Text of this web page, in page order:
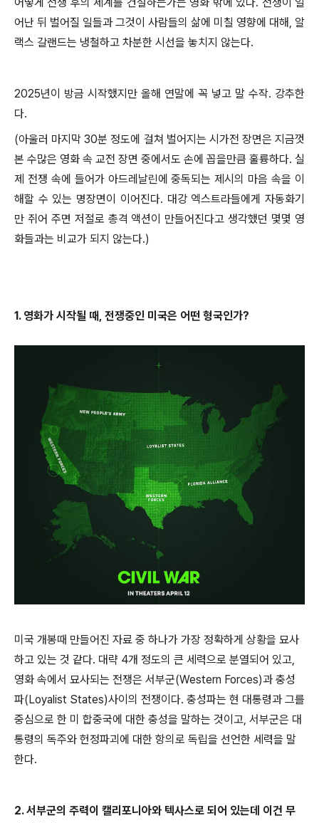
어난 뒤 벌어질 일들과 그것이 사람들의 삶에 미칠 영향에 대해, 알
랙스 갈랜드는 냉철하고 차분한 시선을 놓치지 않는다.
2025년이 방금 시작했지만 올해 연말에 꼭 넣고 말 수작. 강추한
다.
(아울러 마지막 30분 정도에 걸쳐 벌어지는 시가전 장면은 지금껏
본 수많은 영화 속 교전 장면 중에서도 손에 꼽을만큼 훌륭하다. 실
제 전쟁 속에 들어가 아드레날린에 중독되는 제시의 마음 속을 이
해할 수 있는 명장면이 이어진다. 대강 엑스트라들에게 자동화기
만 쥐어 주면 저절로 총격 액션이 만들어진다고 생각했던 몇몇 영
화들과는 비교가 되지 않는다.)
1. 영화가 시작될 때, 전쟁중인 미국은 어떤 형국인가?
미국 개봉때 만들어진 자료 중 하나가 가장 정확하게 상황을 묘사
하고 있는 것 같다. 대략 4개 정도의 큰 세력으로 분열되어 있고,
영화 속에서 묘사되는 전쟁은 서부군(Western Forces)과 충성
파(Loyalist States)사이의 전쟁이다. 충성파는 현 대통령과 그를
중심으로 한 미 합중국에 대한 충성을 말하는 것이고, 서부군은 대
통령의 독주와 헌정파괴에 대한 항의로 독립을 선언한 세력을 말
한다.
2. 서부군의 주력이 캘리포니아와 텍사스로 되어 있는데 이건 무